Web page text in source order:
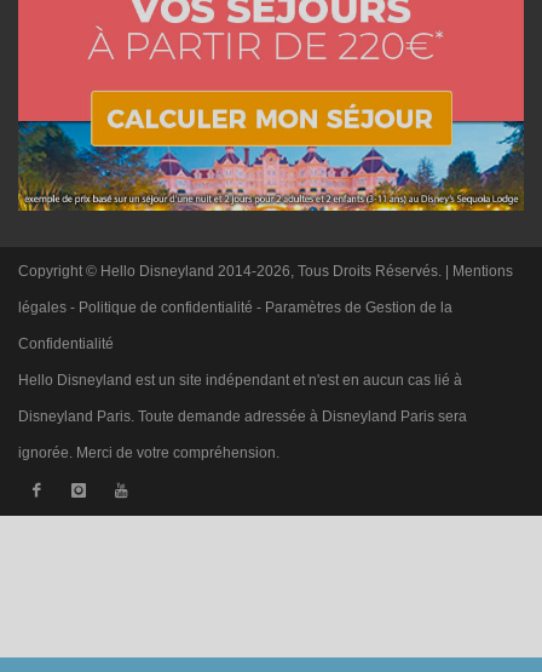
Copyright © Hello Disneyland 2014-2026, Tous Droits Réservés. | Mentions
légales - Politique de confidentialité - Paramètres de Gestion de la
Confidentialité
Hello Disneyland est un site indépendant et n'est en aucun cas lié à
Disneyland Paris. Toute demande adressée à Disneyland Paris sera
ignorée. Merci de votre compréhension.